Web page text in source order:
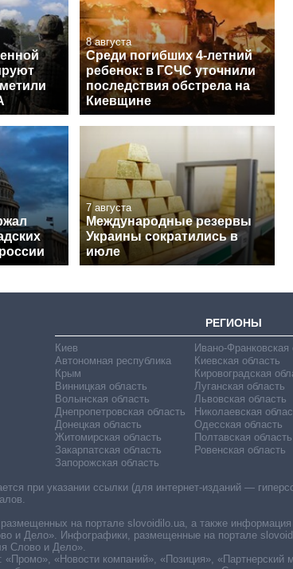
8 августа
Среди погибших 4-летний
ребенок: в ГСЧС уточнили
последствия обстрела на
Киевщине
7 августа
Международные резервы
Украины сократились в
июле
РЕГИОНЫ
Киев
Автономная республика
Крым
Винницкая область
Волынская область
Днепропетровская область
Донецкая область
Житомирская область
Закарпатская область
Запорожская область
Ивано-Франковская
Киевская область
Кировоградская
Луганская область
Львовская область
Николаевская
Одесская область
Полтавская область
Ровенская область
при указании ссылки (для интернет-изданий —
на портале slovoidilo.ua, а также
Дело». Инфографики, размещенные на портале
Слово и Дело».
«Новости компаний», «Позиция», «Партнерский